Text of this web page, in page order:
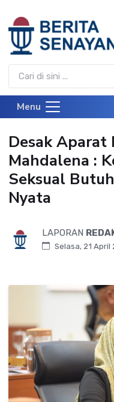
Menu
Desak Aparat
Mahdalena :
Seksual
Nyata
LAPORAN
Selasa, 21 April